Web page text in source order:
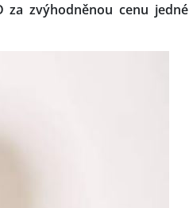
za zvýhodněnou cenu jedné